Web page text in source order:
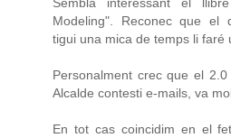
Modeling". Reconec que el
tigui una mica de temps li faré
Personalment crec que el
Alcalde contesti e-mails, va
En tot cas coincidim en el